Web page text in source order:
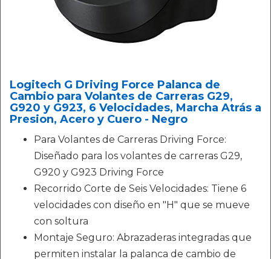
Logitech G Driving Force Palanca de
Cambio para Volantes de Carreras G29,
G920 y G923, 6 Velocidades, Marcha Atrás a
Presion, Acero y Cuero - Negro
Para Volantes de Carreras Driving Force:
Diseñado para los volantes de carreras G29,
G920 y G923 Driving Force
Recorrido Corte de Seis Velocidades: Tiene 6
velocidades con diseño en "H" que se mueve
con soltura
Montaje Seguro: Abrazaderas integradas que
permiten instalar la palanca de cambio de